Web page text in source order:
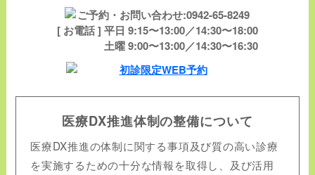
[ お電話 ] 平日 9:15〜13:00／14:30〜18:00
土曜 9:00〜13:00／14:30〜16:30
医療DX推進体制の整備について
医療DX推進の体制に関する事項及び質の高い診療
を実施するための十分な情報を取得し、及び活用